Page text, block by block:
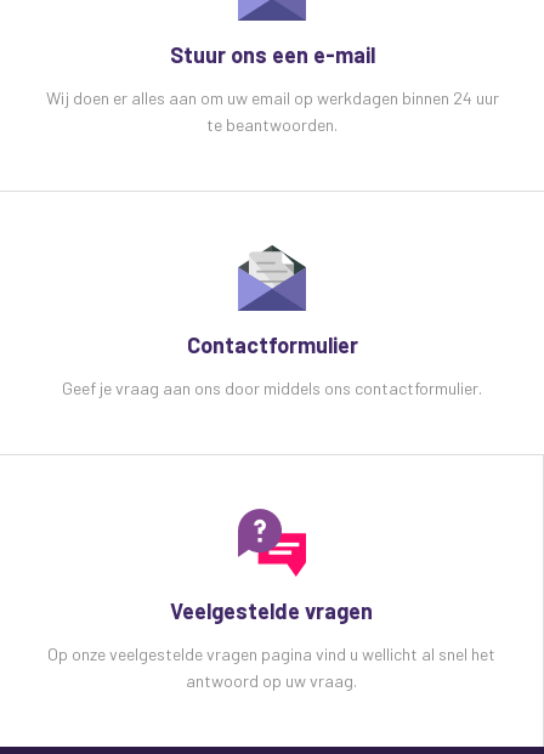
Draadloos Bluetooth-bereik van maximaal 10
lading
Ontvangt audio tot 6 uur op n lading
bluetooth audio zender en ontvanger:
Bluetooth-versie v4.2 met ondersteuning voor
meerdere punten
Bluetooth-profiel A2DP, AVRCP, APTX
Bluetooth-bereik Tot 10 m (duidelijke
USB-kabellengte 1m
Afmetingen 42 x 42 x 10 mm
Gewicht 20 g
Stuur ons een e-mail
Wij doen er alles aan om uw email op werkdagen binnen 24 uur
te beantwoorden.
Contactformulier
Geef je vraag aan ons door middels ons contactformulier.
Veelgestelde vragen
Op onze veelgestelde vragen pagina vind u wellicht al snel het
antwoord op uw vraag.